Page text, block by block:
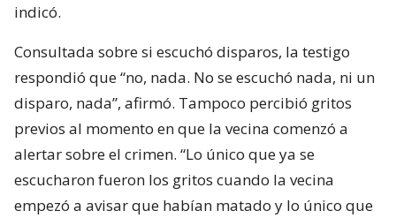
indicó.
Consultada sobre si escuchó disparos, la testigo
respondió que “no, nada. No se escuchó nada, ni un
disparo, nada”, afirmó. Tampoco percibió gritos
previos al momento en que la vecina comenzó a
alertar sobre el crimen. “Lo único que ya se
escucharon fueron los gritos cuando la vecina
empezó a avisar que habían matado y lo único que